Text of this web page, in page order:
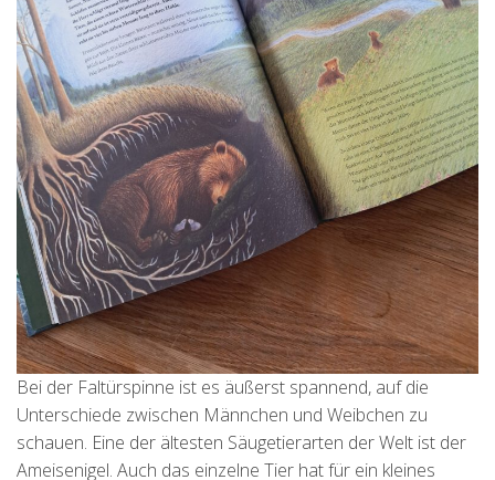
Bei der Faltürspinne ist es äußerst spannend, auf die
Unterschiede zwischen Männchen und Weibchen zu
schauen. Eine der ältesten Säugetierarten der Welt ist der
Ameisenigel. Auch das einzelne Tier hat für ein kleines